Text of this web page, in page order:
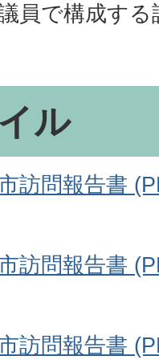
員で構成す
ル
訪問報告書
訪問報告書
訪問報告書